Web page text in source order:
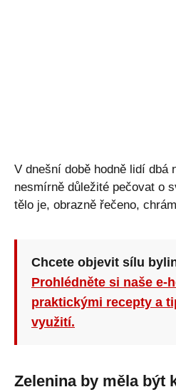
V dnešní době hodně lidí dbá
nesmírně důležité pečovat o
tělo je, obrazně řečeno,
Chcete objevit sílu
Prohlédněte si naše e-
praktickými recepty a
využití.
Zelenina by měla být